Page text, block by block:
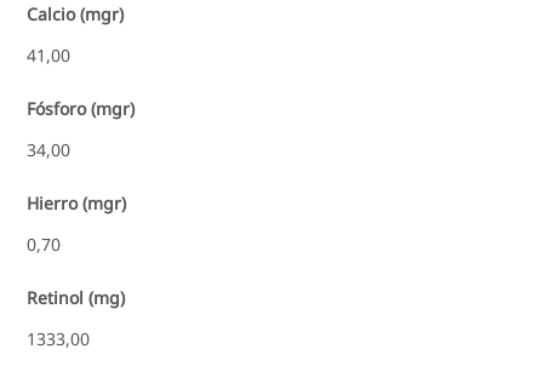
Calcio (mgr)
41,00
Fósforo (mgr)
34,00
Hierro (mgr)
0,70
Retinol (mg)
1333,00